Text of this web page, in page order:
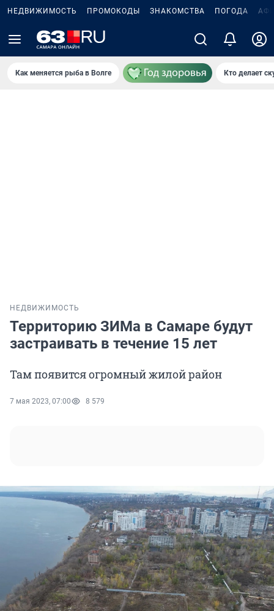
НЕДВИЖИМОСТЬ ПРОМОКОДЫ ЗНАКОМСТВА ПОГОДА
Как меняется рыба в Волге Кто делает
НЕДВИЖИМОСТЬ
Территорию ЗИМа в Самаре будут
застраивать в течение 15 лет
Там появится огромный жилой район
7 мая 2023, 07:00 8 579